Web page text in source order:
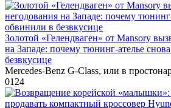
Золотой «Гелендваген» от Mansory
на Западе: почему тюнинг-ателье
безвкусице
Mercedes-Benz G-Class, или в
0124